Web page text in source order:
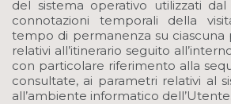
del sistema operativo utilizzati
connotazioni temporali della
tempo di permanenza su ciascuna
relativi all’itinerario seguito
con particolare riferimento alla
consultate, ai parametri relativi al
all’ambiente informatico dell’Utente.